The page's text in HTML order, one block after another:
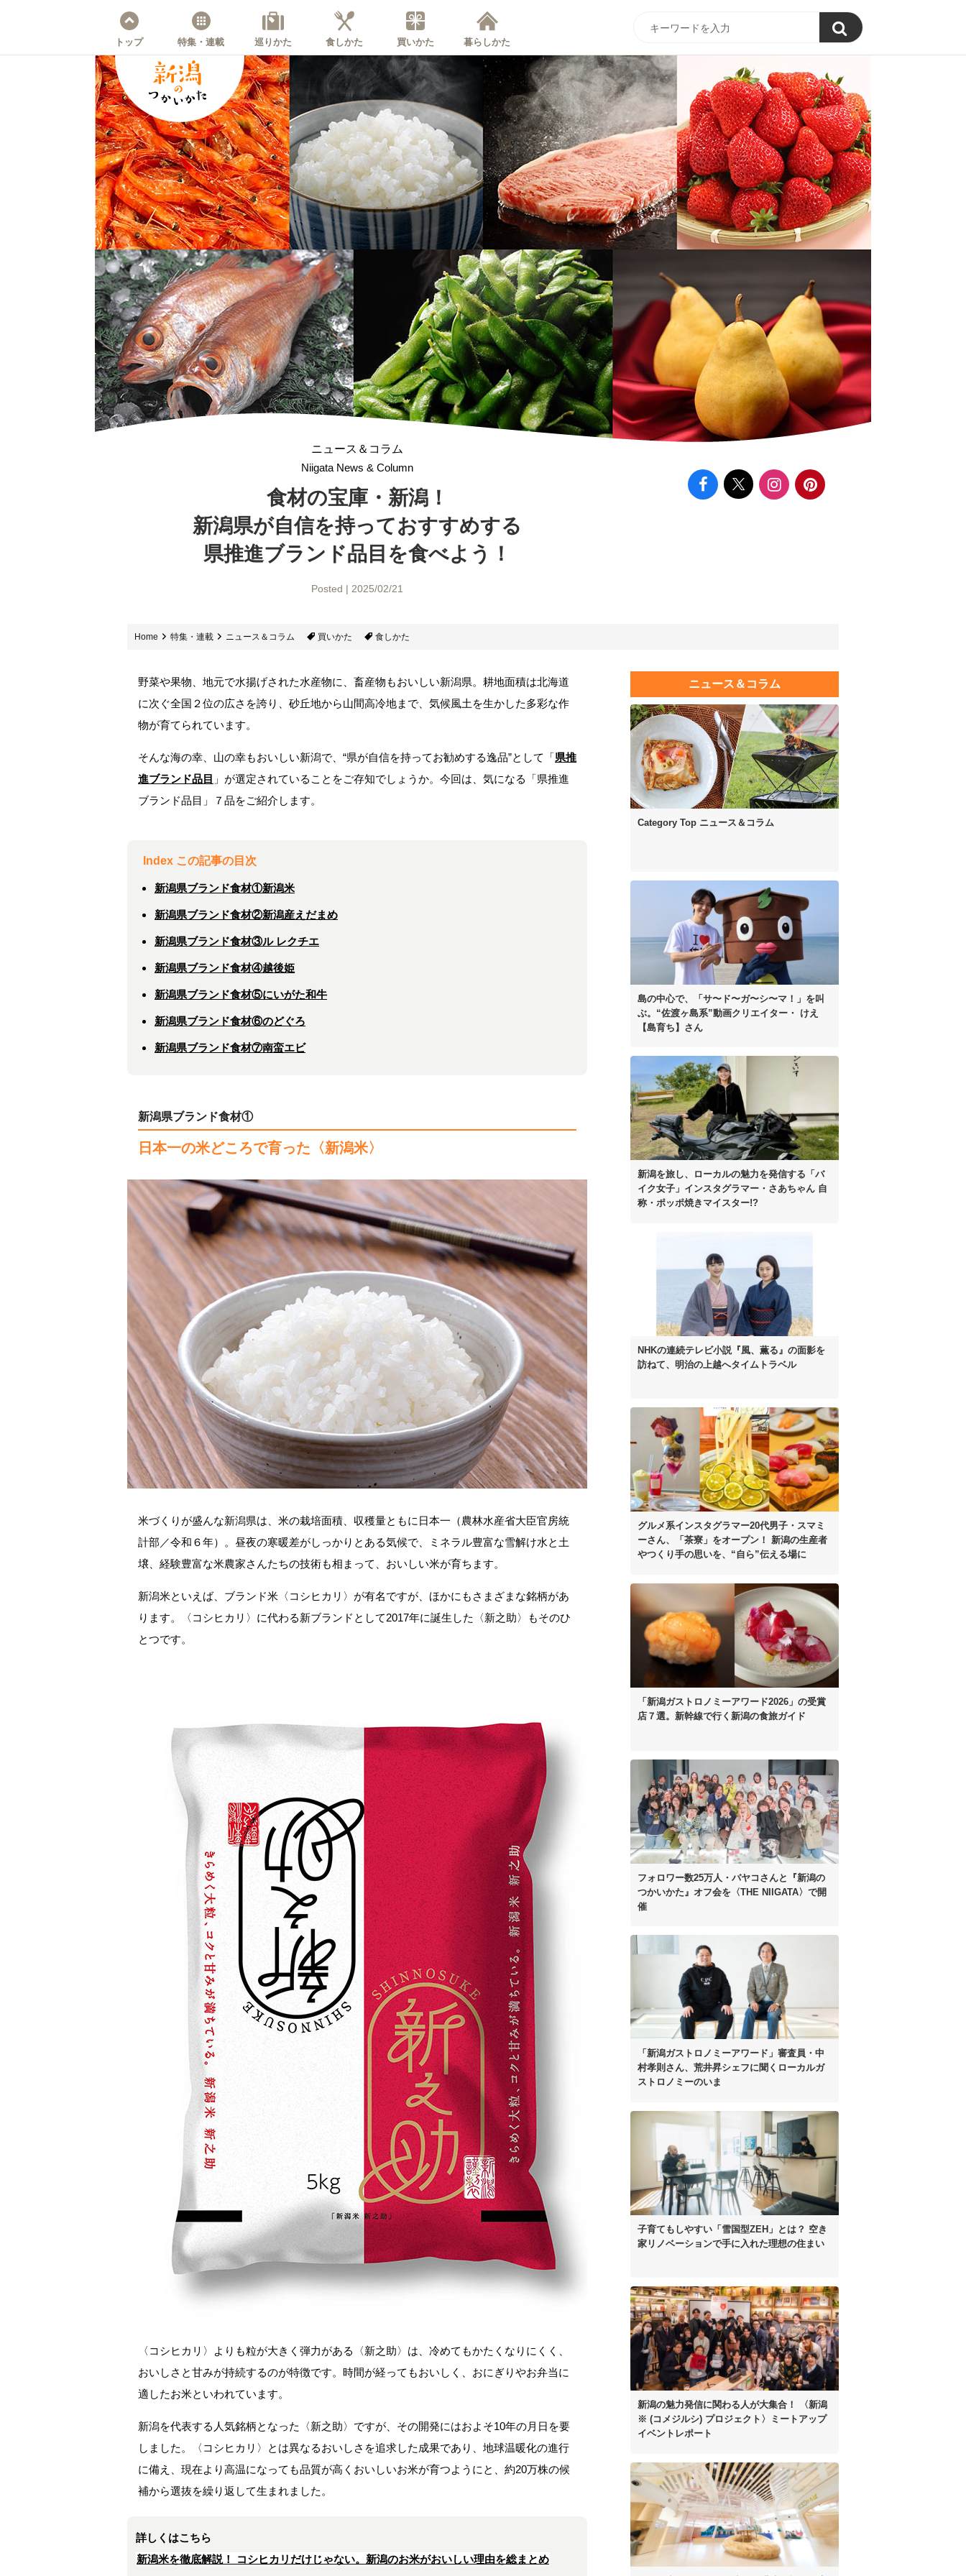
トップ 特集・連載 巡りかた 食しかた 買いかた 暮らしかた
ニュース＆コラム
Niigata News & Column
食材の宝庫・新潟！
新潟県が自信を持っておすすめする
県推進ブランド品目を食べよう！
Posted | 2025/02/21
Home 特集・連載 ニュース＆コラム 買いかた 食しかた
野菜や果物、地元で水揚げされた水産物に、畜産物もおいしい新潟県。耕地面積は北海道
に次ぐ全国２位の広さを誇り、砂丘地から山間高冷地まで、気候風土を生かした多彩な作
物が育てられています。
そんな海の幸、山の幸もおいしい新潟で、“県が自信を持ってお勧めする逸品”として「県推
進ブランド品目 」が選定されていることをご存知でしょうか。今回は、気になる「県推進
ブランド品目」７品をご紹介します。
Index この記事の目次
新潟県ブランド食材①新潟米
新潟県ブランド食材②新潟産えだまめ
新潟県ブランド食材③ル レクチエ
新潟県ブランド食材④越後姫
新潟県ブランド食材⑤にいがた和牛
新潟県ブランド食材⑥のどぐろ
新潟県ブランド食材⑦南蛮エビ
新潟県ブランド食材①
日本一の米どころで育った〈新潟米〉
米づくりが盛んな新潟県は、米の栽培面積、収穫量ともに日本一（農林水産省大臣官房統
計部／令和６年）。昼夜の寒暖差がしっかりとある気候で、ミネラル豊富な雪解け水と土
壌、経験豊富な米農家さんたちの技術も相まって、おいしい米が育ちます。
新潟米といえば、ブランド米〈コシヒカリ〉が有名ですが、ほかにもさまざまな銘柄があ
ります。〈コシヒカリ〉に代わる新ブランドとして2017年に誕生した〈新之助〉もそのひ
とつです。
〈コシヒカリ〉よりも粒が大きく弾力がある〈新之助〉は、冷めてもかたくなりにくく、
おいしさと甘みが持続するのが特徴です。時間が経ってもおいしく、おにぎりやお弁当に
適したお米といわれています。
新潟を代表する人気銘柄となった〈新之助〉ですが、その開発にはおよそ10年の月日を要
しました。〈コシヒカリ〉とは異なるおいしさを追求した成果であり、地球温暖化の進行
に備え、現在より高温になっても品質が高くおいしいお米が育つようにと、約20万株の候
補から選抜を繰り返して生まれました。
詳しくはこちら
新潟米を徹底解説！ コシヒカリだけじゃない。新潟のお米がおいしい理由を総まとめ
ニュース＆コラム
Category Top ニュース＆コラム
島の中心で、
「サ〜ド〜ガ〜シ〜マ！」を叫
ぶ。 “佐渡ヶ島系”動画クリエイター・ けえ
【島育ち】さん
新潟を旅し、 ローカルの魅力を発信する 「バ
イク女子」インスタグラマー ・さあちゃん 自
称・ポッポ焼きマイスター!?
NHKの連続テレビ小説 『風、薫る』の面影を
訪ねて、 明治の上越へタイムトラベル
グルメ系インスタグラマー20代男子・ スマミ
ーさん、「茶寮」をオープン！ 新潟の生産者
やつくり手の思いを、 “自ら”伝える場に
「新潟ガストロノミーアワード2026」 の受賞
店７選。 新幹線で行く新潟の食旅ガイド
フォロワー数25万人・ バヤコさんと
『新潟の
つかいかた』オフ会を 〈THE NIIGATA〉で開
催
「新潟ガストロノミーアワード」 審査員・中
村孝則さん、 荒井昇シェフに聞く ローカルガ
ストロノミーのいま
子育てもしやすい 「雪国型ZEH」とは？ 空き
家リノベーションで手に入れた理想の住まい
新潟の魅力発信に関わる人が大集合！
〈新潟
※ (コメジルシ) プロジェクト〉
ミートアップ
イベントレポート